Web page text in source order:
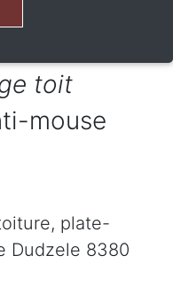
toit
mouse
plate-
Dudzele 8380